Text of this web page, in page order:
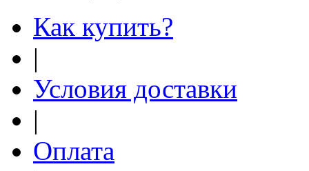
Как купить?
|
Условия доставки
|
Оплата